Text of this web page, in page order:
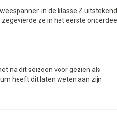
in de klasse Z uitstekend
ze in het eerste onderdeel.
na dit seizoen voor gezien als
heeft dit laten weten aan zijn